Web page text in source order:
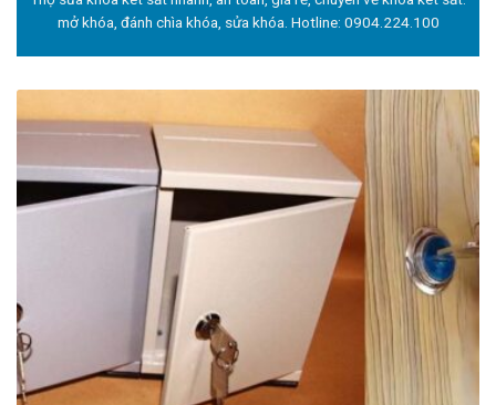
mở khóa, đánh chìa khóa, sửa khóa. Hotline: 0904.224.100